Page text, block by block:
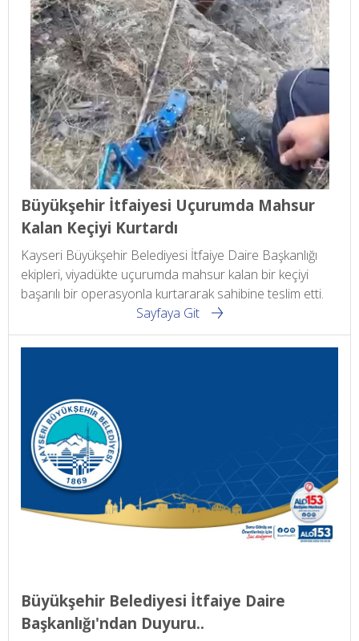
Büyükşehir İtfaiyesi Uçurumda Mahsur
Kalan Keçiyi Kurtardı
Kayseri Büyükşehir Belediyesi İtfaiye Daire Başkanlığı
ekipleri, viyadükte uçurumda mahsur kalan bir keçiyi
başarılı bir operasyonla kurtararak sahibine teslim etti.
Sayfaya Git
Büyükşehir Belediyesi İtfaiye Daire
Başkanlığı'ndan Duyuru..